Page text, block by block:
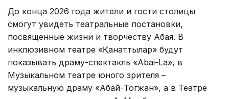
До конца 2026 года жители и гости столицы
смогут увидеть театральные постановки,
посвященные жизни и творчеству Абая. В
инклюзивном театре «Қанаттылар» будут
показывать драму-спектакль «Abai-La», в
Музыкальном театре юного зрителя –
музыкальную драму «Абай-Тогжан», а в Театре